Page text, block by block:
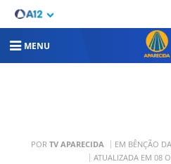
MENU
POR TV APARECIDA EM BÊNÇÃO
ATUALIZADA EM 08